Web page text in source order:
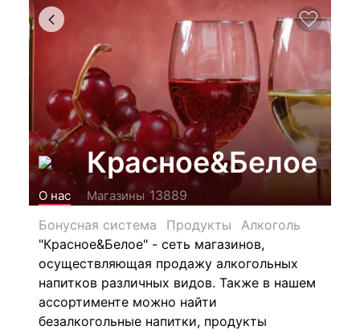
Красное&Белое
О нас Магазины 13889
Бонусная система
Продукты
Алкоголь
"Красное&Белое" - сеть магазинов,
осуществляющая продажу алкогольных
напитков различных видов. Также в нашем
ассортименте можно найти
безалкогольные напитки, продукты